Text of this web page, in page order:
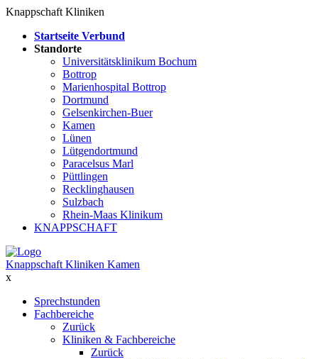
Knappschaft Kliniken
Startseite Verbund
Standorte
Universitätsklinikum Bochum
Bottrop
Marienhospital Bottrop
Dortmund
Gelsenkirchen-Buer
Kamen
Lünen
Lütgendortmund
Paracelsus Marl
Püttlingen
Recklinghausen
Sulzbach
Rhein-Maas Klinikum
KNAPPSCHAFT
Knappschaft Kliniken Kamen
x
Sprechstunden
Fachbereiche
Zurück
Kliniken & Fachbereiche
Zurück